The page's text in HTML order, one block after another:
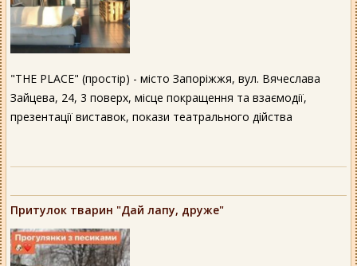
"THE PLACE" (простір) - місто Запоріжжя, вул. Вячеслава
Зайцева, 24, 3 поверх, місце покращення та взаємодії,
презентації виставок, покази театрального дійства
Притулок тварин "Дай лапу, друже"